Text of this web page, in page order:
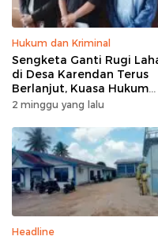
Hukum dan Kriminal
Sengketa Ganti Rugi
di Desa Karendan Terus
Berlanjut, Kuasa Hukum
Ajukan Kasasi
2 minggu yang lalu
Headline